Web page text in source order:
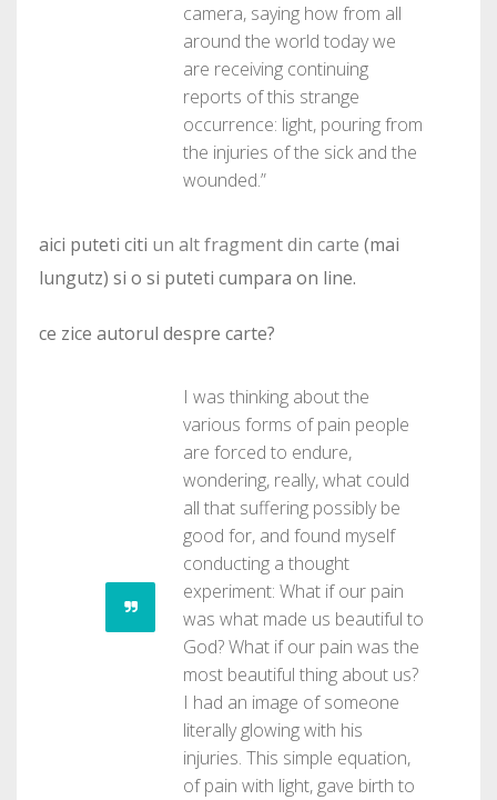
camera, saying how from all
around the world today we
are receiving continuing
reports of this strange
occurrence: light, pouring from
the injuries of the sick and the
wounded.”
aici puteti citi un alt fragment din carte (mai
lungutz) si o si puteti cumpara on line.
ce zice autorul despre carte?
I was thinking about the
various forms of pain people
are forced to endure,
wondering, really, what could
all that suffering possibly be
good for, and found myself
conducting a thought
experiment: What if our pain
was what made us beautiful to
God? What if our pain was the
most beautiful thing about us?
I had an image of someone
literally glowing with his
injuries. This simple equation,
of pain with light, gave birth to